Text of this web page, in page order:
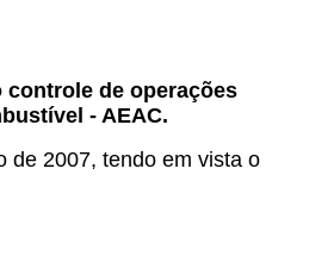
controle de operações
- AEAC.
de 2007, tendo em vista o